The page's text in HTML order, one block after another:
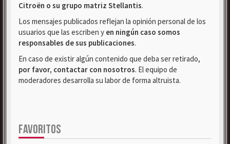
Citroën o su grupo matriz Stellantis.
Los mensajes publicados reflejan la opinión personal de los
usuarios que las escriben y en ningún caso somos
responsables de sus publicaciones.
En caso de existir algún contenido que deba ser retirado,
por favor, contactar con nosotros. El equipo de
moderadores desarrolla su labor de forma altruista.
FAVORITOS